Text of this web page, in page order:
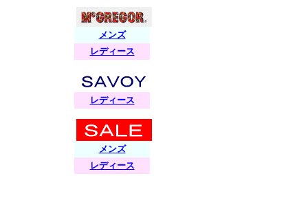
メンズ
レディース
レディース
メンズ
レディース